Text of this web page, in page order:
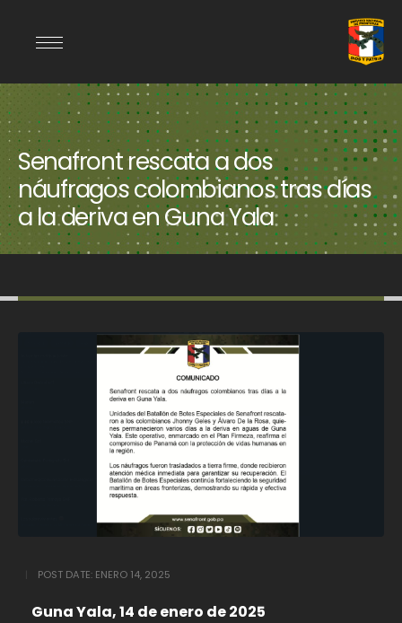
Senafront rescata a dos
náufragos colombianos tras días
a la deriva en Guna Yala
POST DATE: ENERO 14, 2025
Guna Yala, 14 de enero de 2025